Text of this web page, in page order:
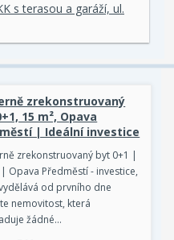
s terasou a garáží, ul.
zrekonstruovaný
15 m², Opava
| Ideální investice
zrekonstruovaný byt 0+1 |
| Opava Předměstí - investice,
od prvního dne
nemovitost, která
žádné…